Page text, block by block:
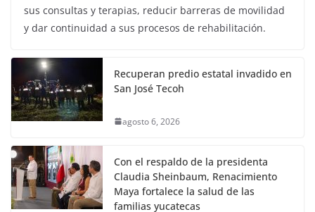
sus consultas y terapias, reducir barreras de movilidad
y dar continuidad a sus procesos de rehabilitación.
Recuperan predio estatal invadido en
San José Tecoh
agosto 6, 2026
Con el respaldo de la presidenta
Claudia Sheinbaum, Renacimiento
Maya fortalece la salud de las
familias yucatecas